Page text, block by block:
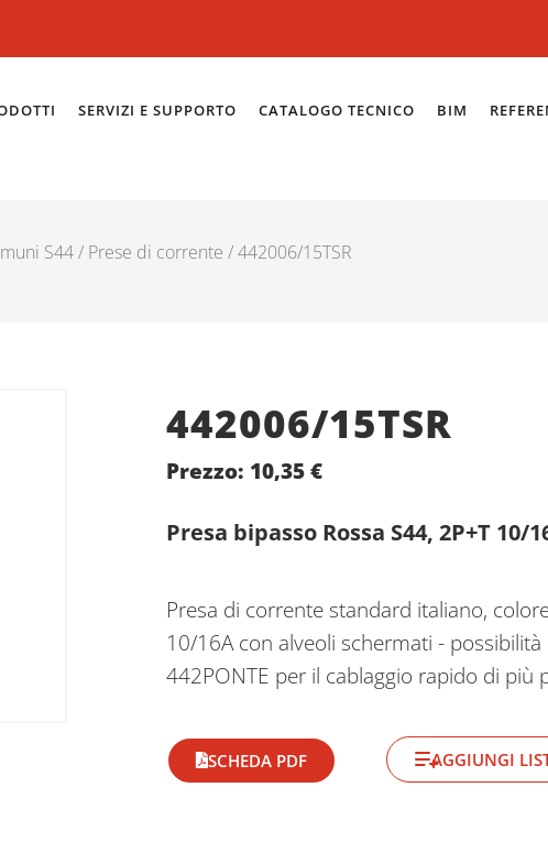
SERVIZI E SUPPORTO CATALOGO TECNICO BIM
S44/ Prese di corrente / 442006/15TSR
442006/15TSR
Prezzo: 10,35€
Presa bipasso Rossa S44, 2P+T
Presa di corrente standard italiano,
10/16A con alveoli schermati -
442PONTE per il cablaggio rapido di più
SCHEDA PDF AGGIUNGI